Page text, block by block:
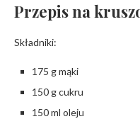
Przepis na
Składniki:
175 g mąki
150 g cukru
150 ml oleju